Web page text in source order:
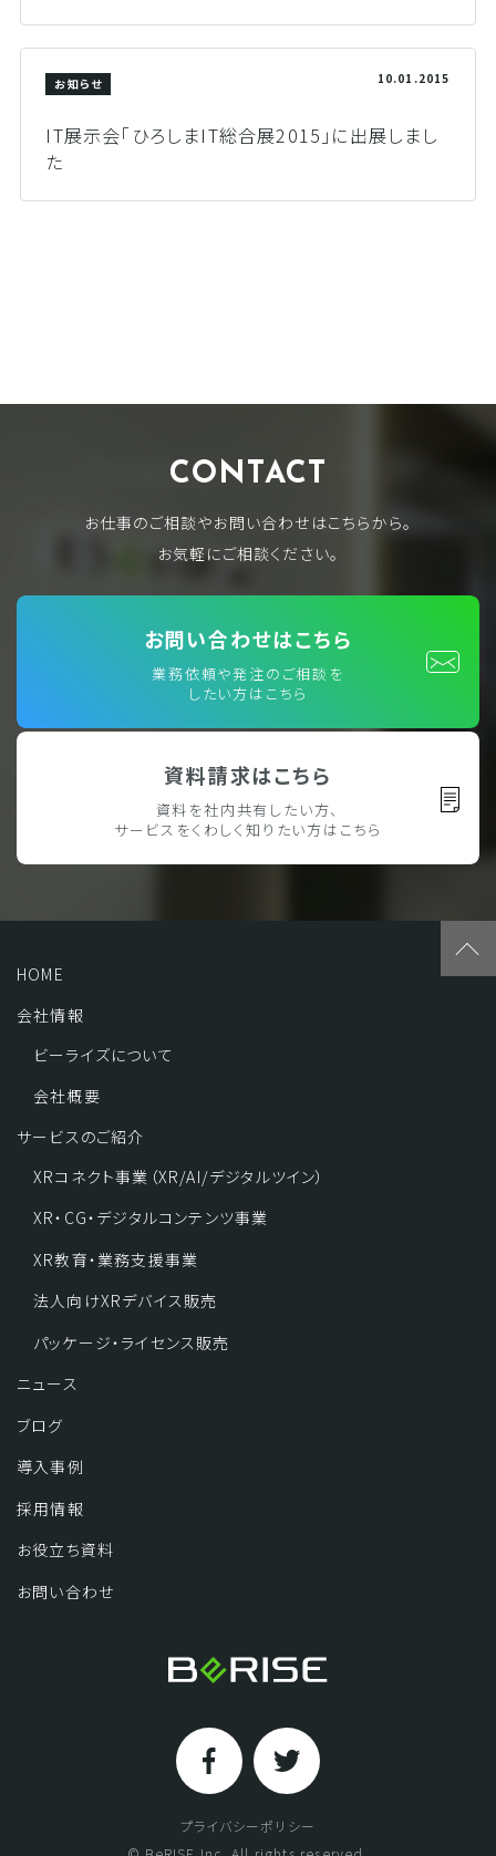
お知らせ 10.01.2015
IT展示会「ひろしまIT総合展2015」に出展しまし
た
CONTACT
お仕事のご相談やお問い合わせはこちらから。
お気軽にご相談ください。
お問い合わせはこちら
業務依頼や発注のご相談を
したい方はこちら
資料請求はこちら
資料を社内共有したい方、
サービスをくわしく知りたい方はこちら
HOME
会社情報
ビーライズについて
会社概要
サービスのご紹介
XRコネクト事業（XR/AI/デジタルツイン）
XR・CG・デジタルコンテンツ事業
XR教育・業務支援事業
法人向けXRデバイス販売
パッケージ・ライセンス販売
ニュース
ブログ
導入事例
採用情報
お役立ち資料
お問い合わせ
プライバシーポリシー